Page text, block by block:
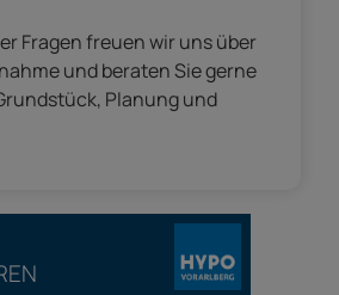
Fragen freuen wir uns über
und beraten Sie gerne
Planung und